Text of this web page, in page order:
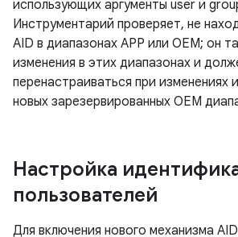
использующих аргументы user и
Инструментарий проверяет, не
AID в диапазонах APP или OEM; он
изменения в этих диапазонах и
перенастраиваться при изменениях
новых зарезервированных OEM
Настройка
пользователей
Для включения нового механизма